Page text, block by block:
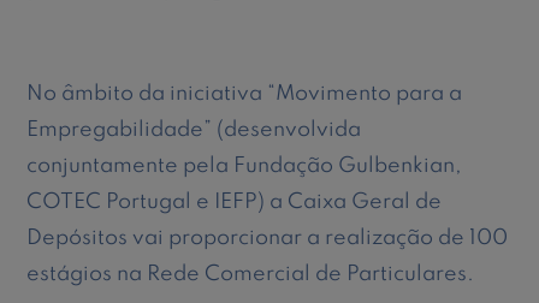
Empresas
Ajuda Empresas
No âmbito da iniciativa “Movimento para a
Empregabilidade” (desenvolvida
conjuntamente pela Fundação Gulbenkian,
COTEC Portugal e IEFP) a Caixa Geral de
Depósitos vai proporcionar a realização de 100
estágios na Rede Comercial de Particulares.